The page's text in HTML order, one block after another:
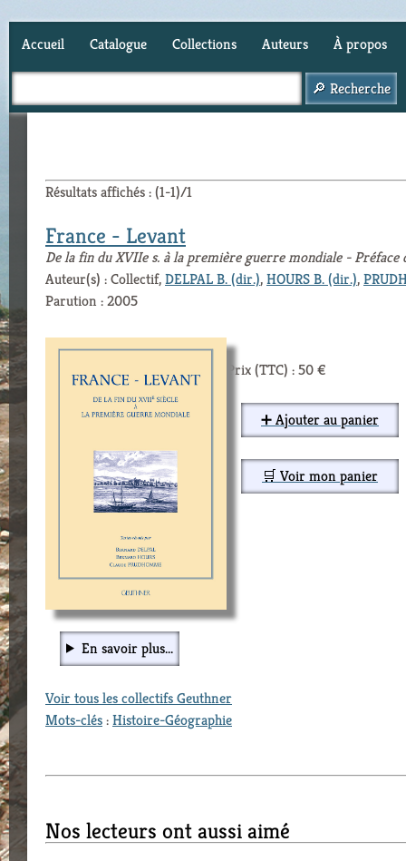
Accueil Catalogue Collections Auteurs À propos
Résultats affichés : (1-1)/1
France - Levant
De la fin du XVIIe s. à la première guerre mondiale - Préface
Auteur(s) : Collectif,DELPAL B. (dir.),HOURS B. (dir.),
Parution : 2005
Prix (TTC) : 50 €
➕ Ajouter au panier
🛒 Voir mon panier
En savoir plus...
Voir tous les collectifs Geuthner
Mots-clés:Histoire-Géographie
Nos lecteurs ont aussi aimé